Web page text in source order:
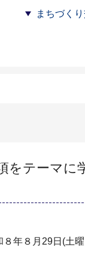
まちづく
をテーマ
年８月29日(土